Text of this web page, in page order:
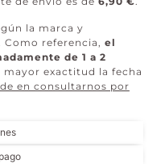
la marca y
referencia, el
de 1 a 2
mayor exactitud la fecha
en consultarnos por